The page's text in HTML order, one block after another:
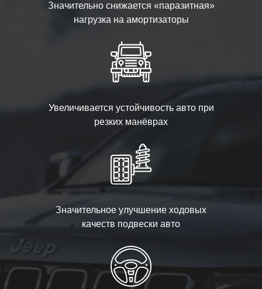
Значительно снижается «паразитная»
нагрузка на амортизаторы
Увеличивается устойчивость авто при
резких манёврах
Значительное улучшение ходовых
качеств подвески авто